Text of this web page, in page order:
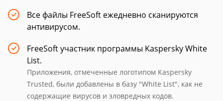
Все файлы FreeSoft ежедневно сканируются
антивирусом.
FreeSoft участник программы Kaspersky White
List.
Приложения, отмеченные логотипом Kaspersky
Trusted, были добавлены в базу "White List", как не
содержащие вирусов и зловредных кодов.